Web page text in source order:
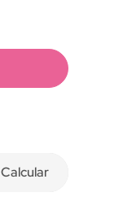
Calcular